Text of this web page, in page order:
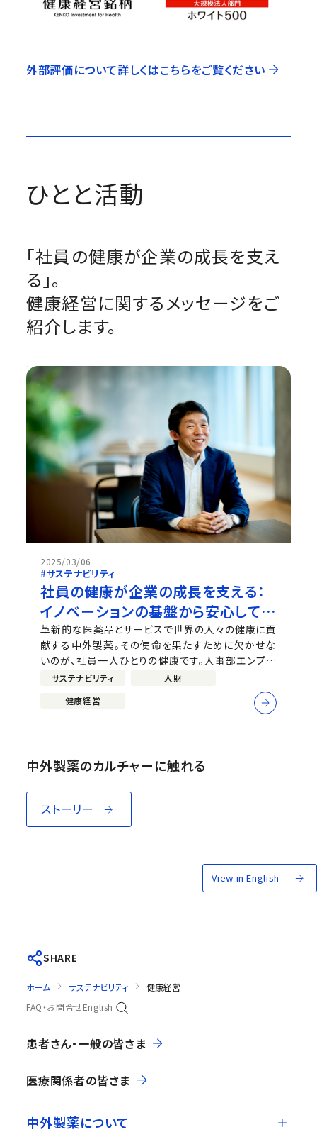
外部評価について詳しくはこちらをご覧ください
ひとと活動
「社員の健康が企業の成長を支え
る」。
健康経営に関するメッセージをご
紹介します。
2025/03/06
#サステナビリティ
社員の健康が企業の成長を支える：
イノベーションの基盤から安心して働
く環境整備まで社員と共に歩む健康
経営
革新的な医薬品とサービスで世界の人々の健康に貢
献する中外製薬。その使命を果たすために欠かせな
いのが、社員一人ひとりの健康です。人事部エンプロ
イーサポートグループの山本秀一が、がん検診受診率
向上、健康支援アプリ活用、メンタルヘルスケアなど、
中外製薬の先進的な健康経営への取り組みについて
サステナビリティ
人財
健康経営
中外製薬のカルチャーに触れる
ストーリー
View in English
SHARE
ホーム サステナビリティ
健康経営
FAQ・お問合せEnglish
患者さん・一般の皆さま
医療関係者の皆さま
中外製薬について